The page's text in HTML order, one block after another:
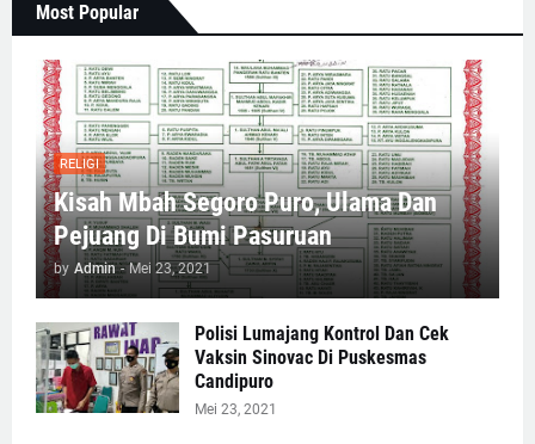
Most Popular
RELIGI
Kisah Mbah Segoro Puro, Ulama Dan
Pejuang Di Bumi Pasuruan
by Admin - Mei 23, 2021
Polisi Lumajang Kontrol Dan Cek
Vaksin Sinovac Di Puskesmas
Candipuro
Mei 23, 2021